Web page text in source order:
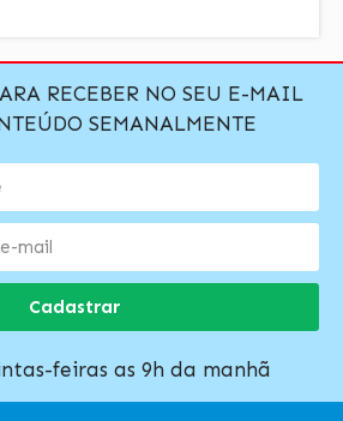
RECEBER NO SEU E-MAIL
SEMANALMENTE
Cadastrar
feiras as 9h da manhã